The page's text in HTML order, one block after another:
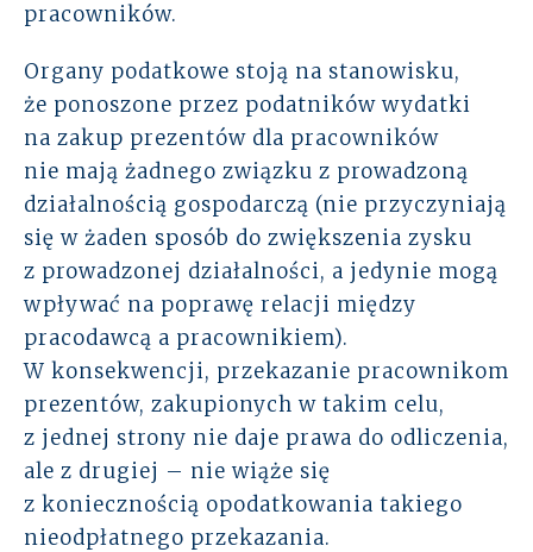
pracowników.
Organy podatkowe stoją na stanowisku,
że ponoszone przez podatników wydatki
na zakup prezentów dla pracowników
nie mają żadnego związku z prowadzoną
działalnością gospodarczą (nie przyczyniają
się w żaden sposób do zwiększenia zysku
z prowadzonej działalności, a jedynie mogą
wpływać na poprawę relacji między
pracodawcą a pracownikiem).
W konsekwencji, przekazanie pracownikom
prezentów, zakupionych w takim celu,
z jednej strony nie daje prawa do odliczenia,
ale z drugiej – nie wiąże się
z koniecznością opodatkowania takiego
nieodpłatnego przekazania.